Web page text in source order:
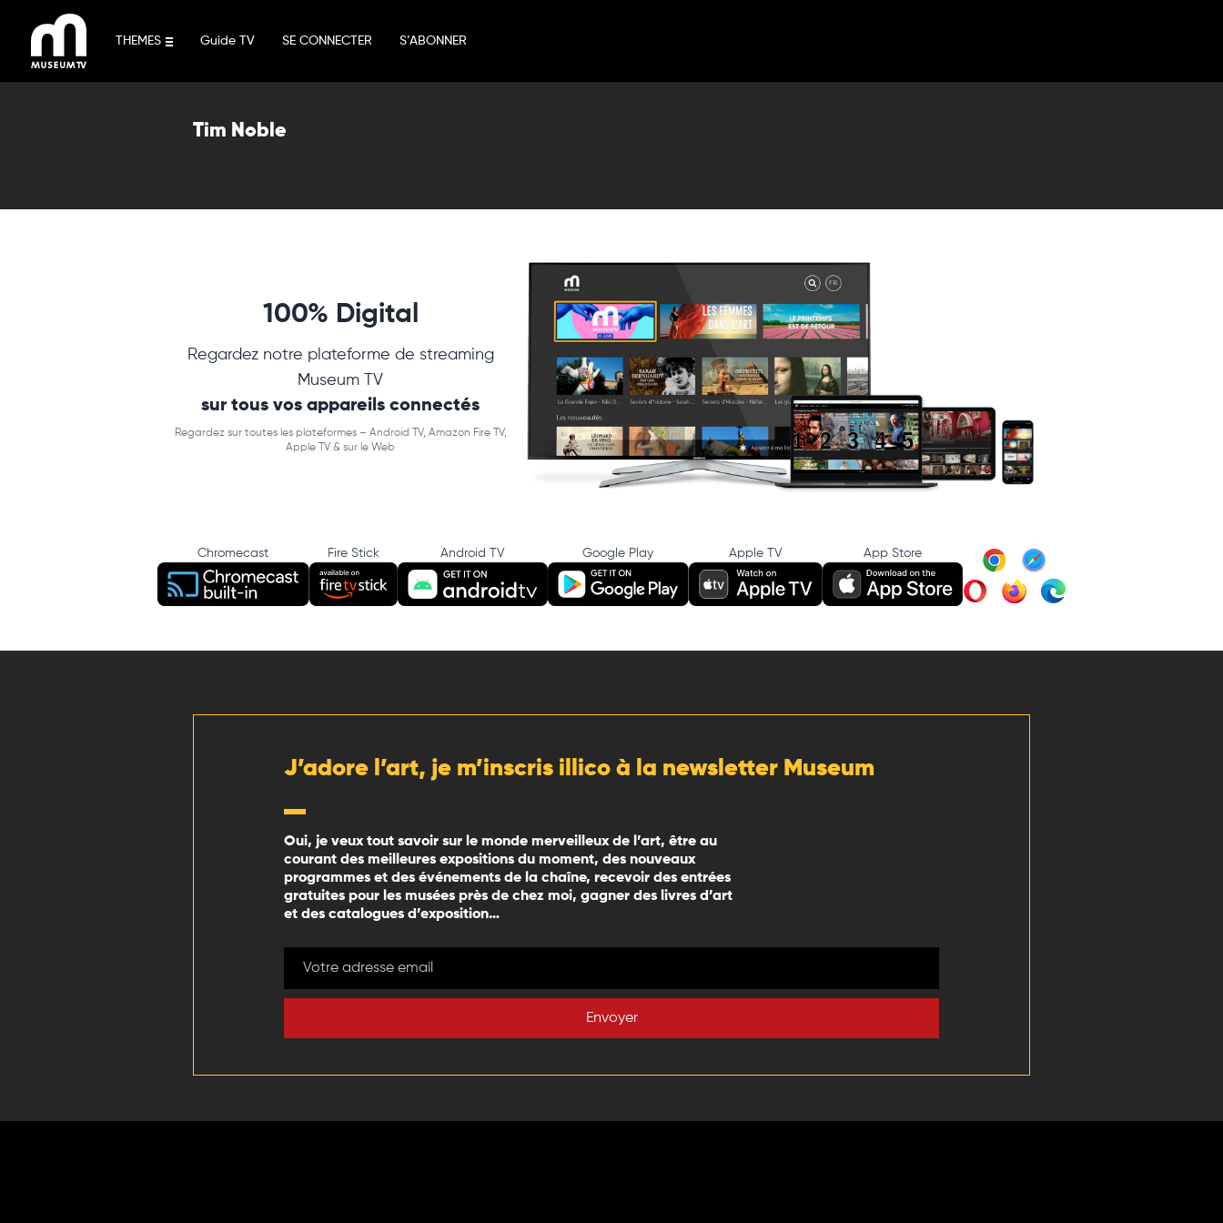
contenu
THEMES Guide TV SE CONNECTER S’ABONNER
Tim Noble
100% Digital
Regardez notre plateforme de streaming
Museum TV
sur tous vos appareils connectés
Regardez sur toutes les plateformes – Android TV, Amazon Fire TV,
Apple TV & sur le Web
Chromecast Fire Stick Android TV Google Play Apple TV App Store
J’adore l’art, je m’inscris illico à la newsletter Museum
Oui, je veux tout savoir sur le monde merveilleux de l’art, être au
courant des meilleures expositions du moment, des nouveaux
programmes et des événements de la chaîne, recevoir des entrées
gratuites pour les musées près de chez moi, gagner des livres d’art
et des catalogues d’exposition…
Envoyer